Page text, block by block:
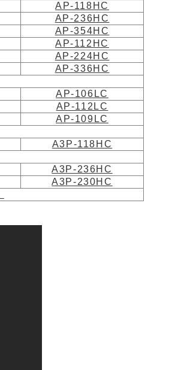
AP-118HC
AP-236HC
AP-354HC
AP-112HC
AP-224HC
AP-336HC
AP-106LC
AP-112LC
AP-109LC
A3P-118HC
A3P-236HC
A3P-230HC